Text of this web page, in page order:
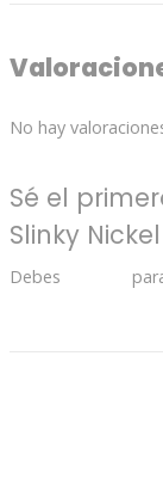
No hay
Sé el
Slinky
Debes